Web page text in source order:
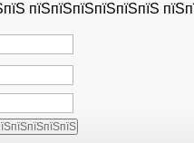
пїЅпїЅпїЅпїЅпїЅпїЅ